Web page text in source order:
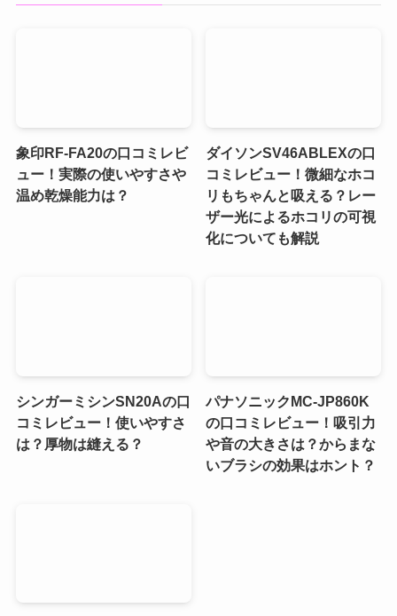
象印RF-FA20の口コミレビ
ュー！実際の使いやすさや
温め乾燥能力は？
ダイソンSV46ABLEXの口
コミレビュー！微細なホコ
リもちゃんと吸える？レー
ザー光によるホコリの可視
化についても解説
シンガーミシンSN20Aの口
コミレビュー！使いやすさ
は？厚物は縫える？
パナソニックMC-JP860K
の口コミレビュー！吸引力
や音の大きさは？からまな
いブラシの効果はホント？